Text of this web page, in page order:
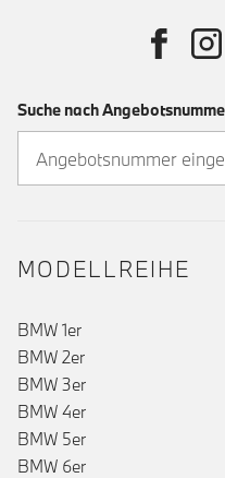
Suche nach
MODELLREIHE
BMW 1er
BMW 2er
BMW 3er
BMW 4er
BMW 5er
BMW 6er